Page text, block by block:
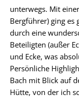
unterwegs. Mit
Bergführer) ging
durch eine
Beteiligten (außer
und Ecke, was
Persönliche
Bach mit Blick auf
Hütte, von der ich